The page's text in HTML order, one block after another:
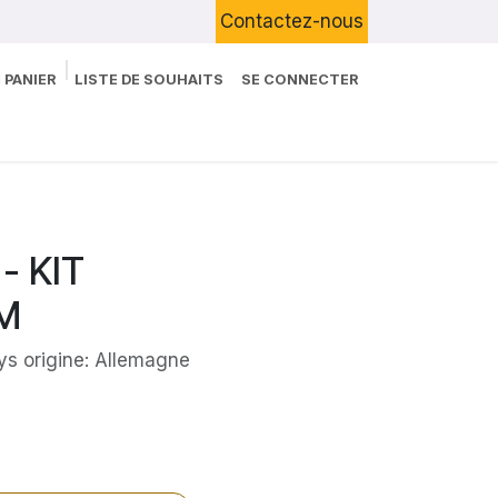
Contactez-nous
LISTE DE SOUHAITS SE CONNECTER
KIT
origine: Allemagne